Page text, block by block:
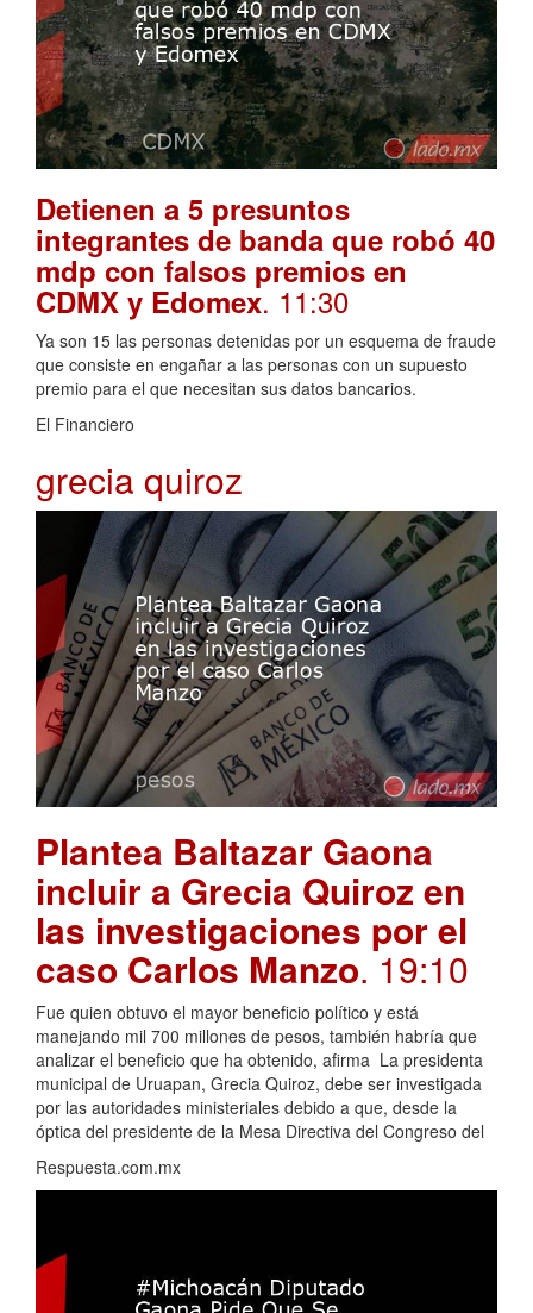
Detienen a 5 presuntos
integrantes de banda que robó 40
mdp con falsos premios en
CDMX y Edomex. 11:30
Ya son 15 las personas detenidas por un esquema de fraude
que consiste en engañar a las personas con un supuesto
premio para el que necesitan sus datos bancarios.
El Financiero
grecia quiroz
Plantea Baltazar Gaona
incluir a Grecia Quiroz en
las investigaciones por el
caso Carlos Manzo. 19:10
Fue quien obtuvo el mayor beneficio político y está
manejando mil 700 millones de pesos, también habría que
analizar el beneficio que ha obtenido, afirma La presidenta
municipal de Uruapan, Grecia Quiroz, debe ser investigada
por las autoridades ministeriales debido a que, desde la
óptica del presidente de la Mesa Directiva del Congreso del
Respuesta.com.mx